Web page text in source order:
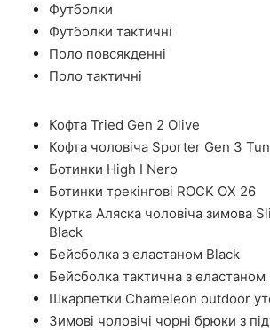
Футболки
Футболки тактичні
Поло повсякденні
Поло тактичні
Кофта Tried Gen 2 Olive
Кофта чоловіча Sporter Gen 3
Ботинки High I Nero
Ботинки трекінгові ROCK OX 26
Куртка Аляска чоловіча зимова
Black
Бейсболка з еластаном Black
Бейсболка тактична з еластаном
Шкарпетки Chameleon outdoor
Зимові чоловічі чорні брюки з